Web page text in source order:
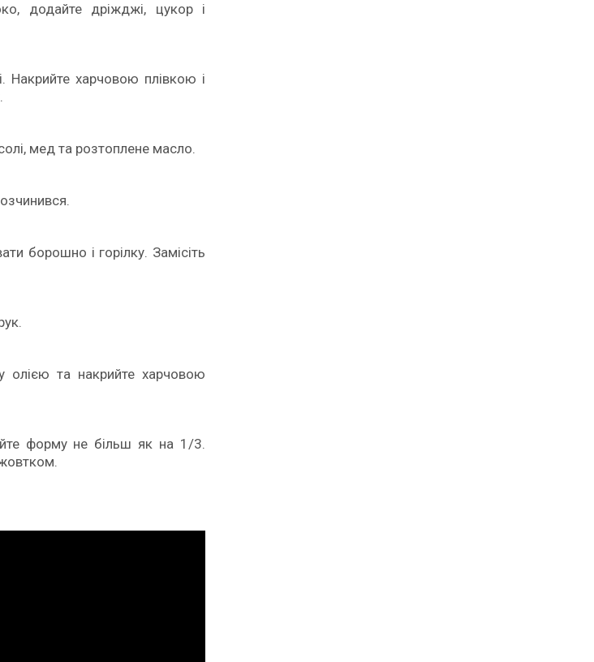
додайте дріжджі, цукор і
Накрийте харчовою плівкою і
мед та розтоплене масло.
борошно і горілку. Замісіть
олією та накрийте харчовою
форму не більш як на 1/3.